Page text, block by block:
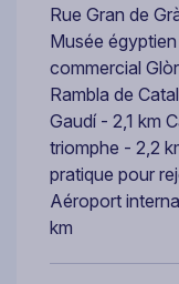
Rue Gran de
Musée
commercial
Rambla de
Gaudí - 2,1 km
triomphe - 2,2
pratique pour
Aéroport
km